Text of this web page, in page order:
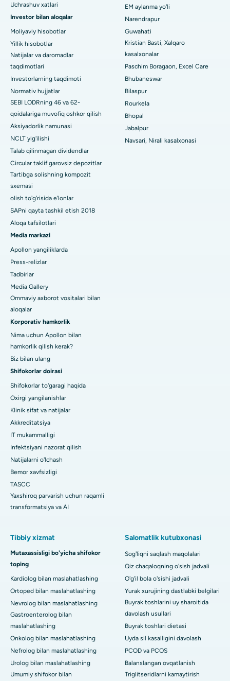
Jayanagar, Bangalordagi eng yaxshi kasalxona
KK Nagar, Madurai shahridagi eng yaxshi shifoxona
Ramji Nagardagi eng yaxshi kasalxona, Nellore
19-sektordagi eng yaxshi shifoxona, Rourkela
Swargate, Pune shahridagi eng yaxshi shifoxona
Janubiy Dehlidagi eng yaxshi ayollar saraton kasalxonasi
Uchrashuv xatlari
Investor bilan aloqalar
Moliyaviy hisobotlar
Yillik hisobotlar
Natijalar va daromadlar
taqdimotlari
Investorlarning taqdimoti
Normativ hujjatlar
SEBI LODRning 46 va 62-
qoidalariga muvofiq oshkor qilish
Aksiyadorlik namunasi
NCLT yig'ilishi
Talab qilinmagan dividendlar
Circular taklif garovsiz depozitlar
Tartibga solishning kompozit
sxemasi
olish to'g'risida e'lonlar
SAPni qayta tashkil etish 2018
Aloqa tafsilotlari
Media markazi
Apollon yangiliklarda
Press-relizlar
Tadbirlar
Media Gallery
Ommaviy axborot vositalari bilan
aloqalar
Korporativ hamkorlik
Nima uchun Apollon bilan
hamkorlik qilish kerak?
Biz bilan ulang
Shifokorlar doirasi
Shifokorlar to'garagi haqida
Oxirgi yangilanishlar
Klinik sifat va natijalar
Akkreditatsiya
IT mukammalligi
Infektsiyani nazorat qilish
Natijalarni o'lchash
Bemor xavfsizligi
TASCC
Yaxshiroq parvarish uchun raqamli
transformatsiya va AI
EM aylanma yo'li
Narendrapur
Guwahati
Kristian Basti, Xalqaro
kasalxonalar
Paschim Boragaon, Excel Care
Bhubaneswar
Bilaspur
Rourkela
Bhopal
Jabalpur
Navsari, Nirali kasalxonasi
Tibbiy xizmat
Mutaxassisligi bo'yicha shifokor
toping
Kardiolog bilan maslahatlashing
Ortoped bilan maslahatlashing
Nevrolog bilan maslahatlashing
Gastroenterolog bilan
maslahatlashing
Onkolog bilan maslahatlashing
Nefrolog bilan maslahatlashing
Urolog bilan maslahatlashing
Umumiy shifokor bilan
Salomatlik kutubxonasi
Sog'liqni saqlash maqolalari
Qiz chaqaloqning o'sish jadvali
O'g'il bola o'sishi jadvali
Yurak xurujining dastlabki belgilari
Buyrak toshlarini uy sharoitida
davolash usullari
Buyrak toshlari dietasi
Uyda sil kasalligini davolash
PCOD va PCOS
Balanslangan ovqatlanish
Triglitseridlarni kamaytirish